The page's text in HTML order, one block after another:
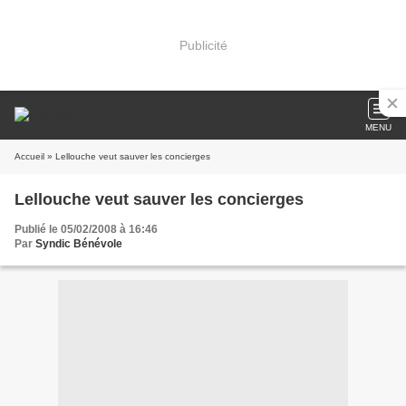
Publicité
MENU
Accueil » Lellouche veut sauver les concierges
Lellouche veut sauver les concierges
Publié le 05/02/2008 à 16:46
Par Syndic Bénévole